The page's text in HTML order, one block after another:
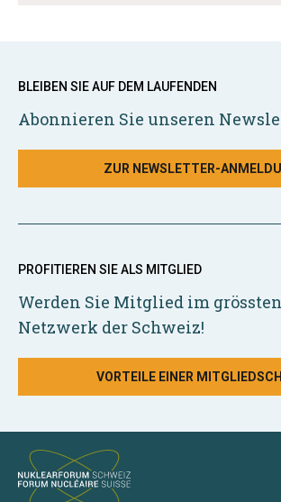
BLEIBEN SIE AUF DEM LAUFENDEN
Abonnieren Sie unseren
ZUR NEWSLETTER-
PROFITIEREN SIE ALS MITGLIED
Werden Sie Mitglied im
Netzwerk der Schweiz!
VORTEILE EINER